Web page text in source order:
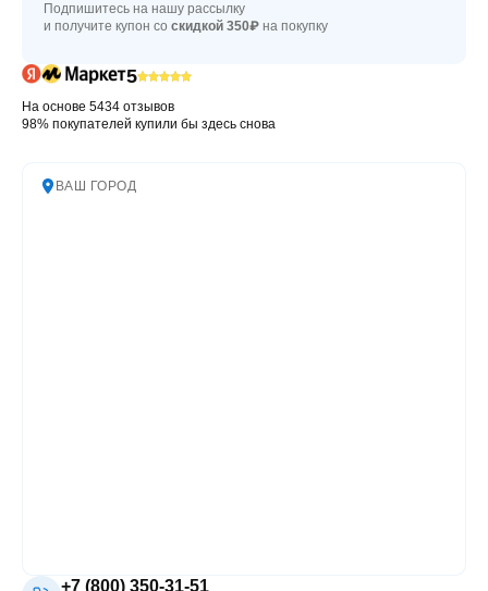
ВАШ ГОРОД
+7 (800) 350-31-51
Подпишитесь на нашу рассылку
и получите купон со скидкой 350₽ на покупку
5
На основе 5434 отзывов
98% покупателей купили бы здесь снова